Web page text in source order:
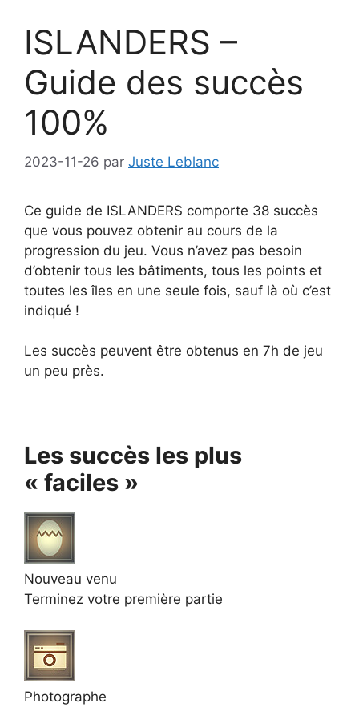
ISLANDERS –
Guide des succès
100%
2023-11-26 par Juste Leblanc
Ce guide de ISLANDERS comporte 38 succès
que vous pouvez obtenir au cours de la
progression du jeu. Vous n’avez pas besoin
d’obtenir tous les bâtiments, tous les points et
toutes les îles en une seule fois, sauf là où c’est
indiqué !
Les succès peuvent être obtenus en 7h de jeu
un peu près.
Les succès les plus
« faciles »
Nouveau venu
Terminez votre première partie
Photographe